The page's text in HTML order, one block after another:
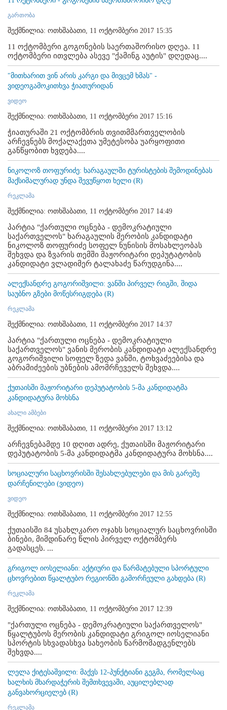
გართობა
შექმნილია: ოთხშაბათი, 11 ოქტომბერი 2017 15:35
11 ოქტომბერი გოგონების საერთაშორისო დღეა. 11
ოქტომბერი ითვლება ასევე "ქამინგ აუტის" დღედაც....
"მითხარით ვინ არის კარგი და მივცემ ხმას" -
ვიდეოგამოკითხვა ჭიათურიდან
ვიდეო
შექმნილია: ოთხშაბათი, 11 ოქტომბერი 2017 15:16
ჭიათურაში 21 ოქტომბრის თვითმმართველობის
არჩევნებს მოქალაქეთა უმეტესობა უარყოფითი
განწყობით ხვდება....
ნიკოლოზ თოფურიძე: ხარაგაულში ტურისტების შემოდინებას
მაქსიმალურად უნდა შევუწყოთ ხელი (R)
რეკლამა
შექმნილია: ოთხშაბათი, 11 ოქტომბერი 2017 14:49
პარტია "ქართული ოცნება - დემოკრატიული
საქართველოს" ხარაგაულის მერობის კანდიდატი
ნიკოლოზ თოფურიძე სოფელ ნუნისის მოსახლეობას
შეხვდა და ზვარის თემში მაჟორიტარი დეპუტატობის
კანდიდატი ვლადიმერ ტალახაძე წარუდგინა....
ალექსანდრე გოგორიშვილი: ვანში პირველ რიგში, შიდა
საუბნო გზები მოწესრიგდება (R)
რეკლამა
შექმნილია: ოთხშაბათი, 11 ოქტომბერი 2017 14:37
პარტია "ქართული ოცნება - დემოკრატიული
საქართველოს" ვანის მერობის კანდიდატი ალექსანდრე
გოგორიშვილი სოფელ ზედა ვანში, ტოხვაძეებისა და
აბრამიძეების უბნების ამომრჩეველს შეხვდა....
ქუთაისში მაჟორიტარი დეპუტატობის 5-მა კანდიდატმა
კანდიდატურა მოხსნა
ახალი ამბები
შექმნილია: ოთხშაბათი, 11 ოქტომბერი 2017 13:12
არჩევნებამდე 10 დღით ადრე, ქუთაისში მაჟორიტარი
დეპუტატობის 5-მა კანდიდატმა კანდიდატურა მოხსნა....
სოციალური საცხოვრისში შესახლებულები და მის გარეშე
დარჩენილები (ვიდეო)
ვიდეო
შექმნილია: ოთხშაბათი, 11 ოქტომბერი 2017 12:55
ქუთაისში 84 უსახლკარო ოჯახს სოციალურ საცხოვრისში
ბინები, მიმდინარე წლის პირველ ოქტომბერს
გადასცეს. ...
გრიგოლ იოსელიანი: აქტიური და წარმატებული სპორტული
ცხოვრებით წყალტუბო რეგიონში გამორჩეული გახდება (R)
რეკლამა
შექმნილია: ოთხშაბათი, 11 ოქტომბერი 2017 12:39
"ქართული ოცნება - დემოკრატიული საქართველოს"
წყალტუბოს მერობის კანდიდატი გრიგოლ იოსელიანი
სპორტის სხვადასხვა სახეობის წარმომადგენლებს
შეხვდა....
ლელა ქიტესაშვილი: მაქვს 12-პუნქტიანი გეგმა, რომელსაც
ხალხის მხარდაჭერის შემთხვევაში, აუცილებლად
განვახორციელებ (R)
რეკლამა